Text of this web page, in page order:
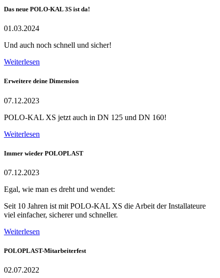
Das neue POLO-KAL 3S ist da!
01.03.2024
Und auch noch schnell und sicher!
Weiterlesen
Erweitere deine Dimension
07.12.2023
POLO-KAL XS jetzt auch in DN 125 und DN 160!
Weiterlesen
Immer wieder POLOPLAST
07.12.2023
Egal, wie man es dreht und wendet:
Seit 10 Jahren ist mit POLO-KAL XS die Arbeit der Installateure
viel einfacher, sicherer und schneller.
Weiterlesen
POLOPLAST-Mitarbeiterfest
02.07.2022